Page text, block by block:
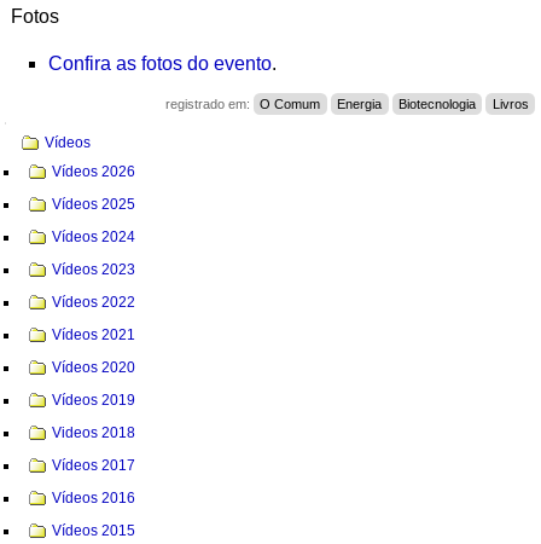
Fotos
Confira as fotos do evento.
registrado em: O Comum Energia Biotecnologia Livros
Vídeos
Vídeos 2026
Vídeos 2025
Vídeos 2024
Vídeos 2023
Vídeos 2022
Vídeos 2021
Vídeos 2020
Vídeos 2019
Videos 2018
Vídeos 2017
Vídeos 2016
Vídeos 2015